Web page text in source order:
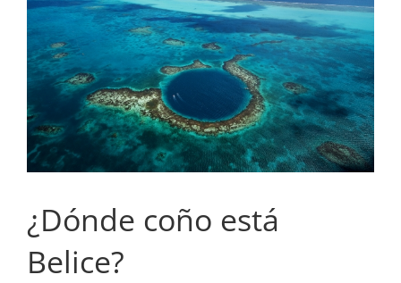
grande
¿Dónde coño está
Belice?